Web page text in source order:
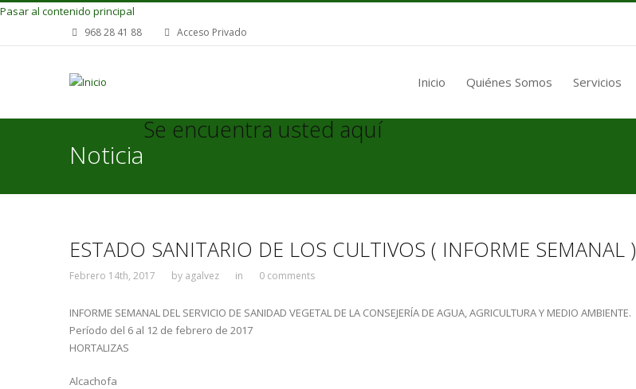
Pasar al contenido principal
968 28 41 88 Acceso Privado
Inicio Quiénes Somos Servicios
Noticia
Se encuentra usted aquí
ESTADO SANITARIO DE LOS CULTIVOS ( INFORME SEMANAL )
Febrero 14th, 2017 by agalvez in 0 comments
INFORME SEMANAL DEL SERVICIO DE SANIDAD VEGETAL DE LA CONSEJERÍA DE AGUA, AGRICULTURA Y MEDIO AMBIENTE.
Período del 6 al 12 de febrero de 2017
HORTALIZAS
Alcachofa